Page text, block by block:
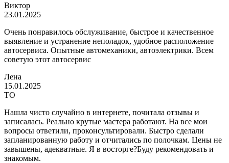
Виктор
23.01.2025
Очень понравилось обслуживание, быстрое и качественное
выявление и устранение неполадок, удобное расположение
автосервиса. Опытные автомеханики, автоэлектрики. Всем
советую этот автосервис
Лена
15.01.2025
ТО
Нашла чисто случайно в интернете, почитала отзывы и
записалась. Реально крутые мастера работают. На все мои
вопросы ответили, проконсультировали. Быстро сделали
запланированную работу и отчитались по полочкам. Цены не
завышены, адекватные. Я в восторге?Буду рекомендовать и
знакомым.